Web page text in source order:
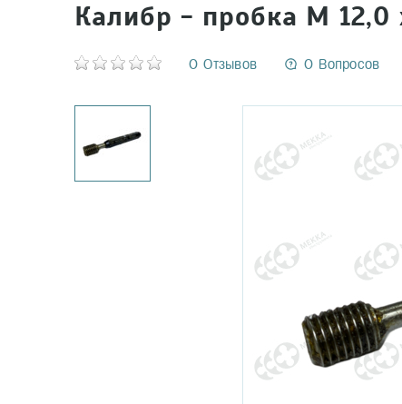
Калибр - пробка М 12,0
0 Отзывов 0 Вопросов